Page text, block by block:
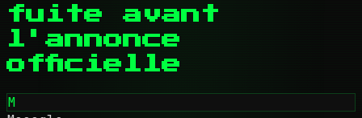
fuite avant
l'annonce
officielle
M